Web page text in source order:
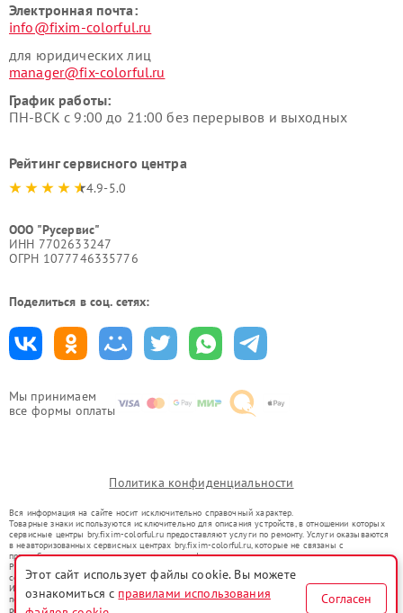
Мы принимаем
все формы оплаты
Электронная почта:
info@fixim-colorful.ru
для юридических лиц
manager@fix-colorful.ru
График работы:
ПН-ВСК с 9:00 до 21:00 без перерывов и выходных
Рейтинг сервисного центра
4.9-5.0
ООО "Русервис"
ИНН 7702633247
ОГРН 1077746335776
Поделиться в соц. сетях:
Политика конфиденциальности
Вся информация на сайте носит исключительно справочный характер.
Товарные знаки используются исключительно для описания устройств, в отношении которых
сервисные центры bry.fixim-colorful.ru предоставляют услуги по ремонту. Услуги оказываются
в неавторизованных сервисных центрах bry.fixim-colorful.ru, которые не связаны с
правообладателями товарных знаков или их официальными представителями.
Ремонт осуществляется для устройств, уже введенных в гражданский оборот в соответствии
со статьей 1487 ГК РФ.
Использование товарных знаков не преследует цели индивидуализации услуг или введения
потребителей в заблуждение, а служит для информирования о предоставляемых услугах по
ремонту техники указанных брендов.
Этот сайт использует файлы cookie. Вы можете
ознакомиться с правилами использования
Согласен